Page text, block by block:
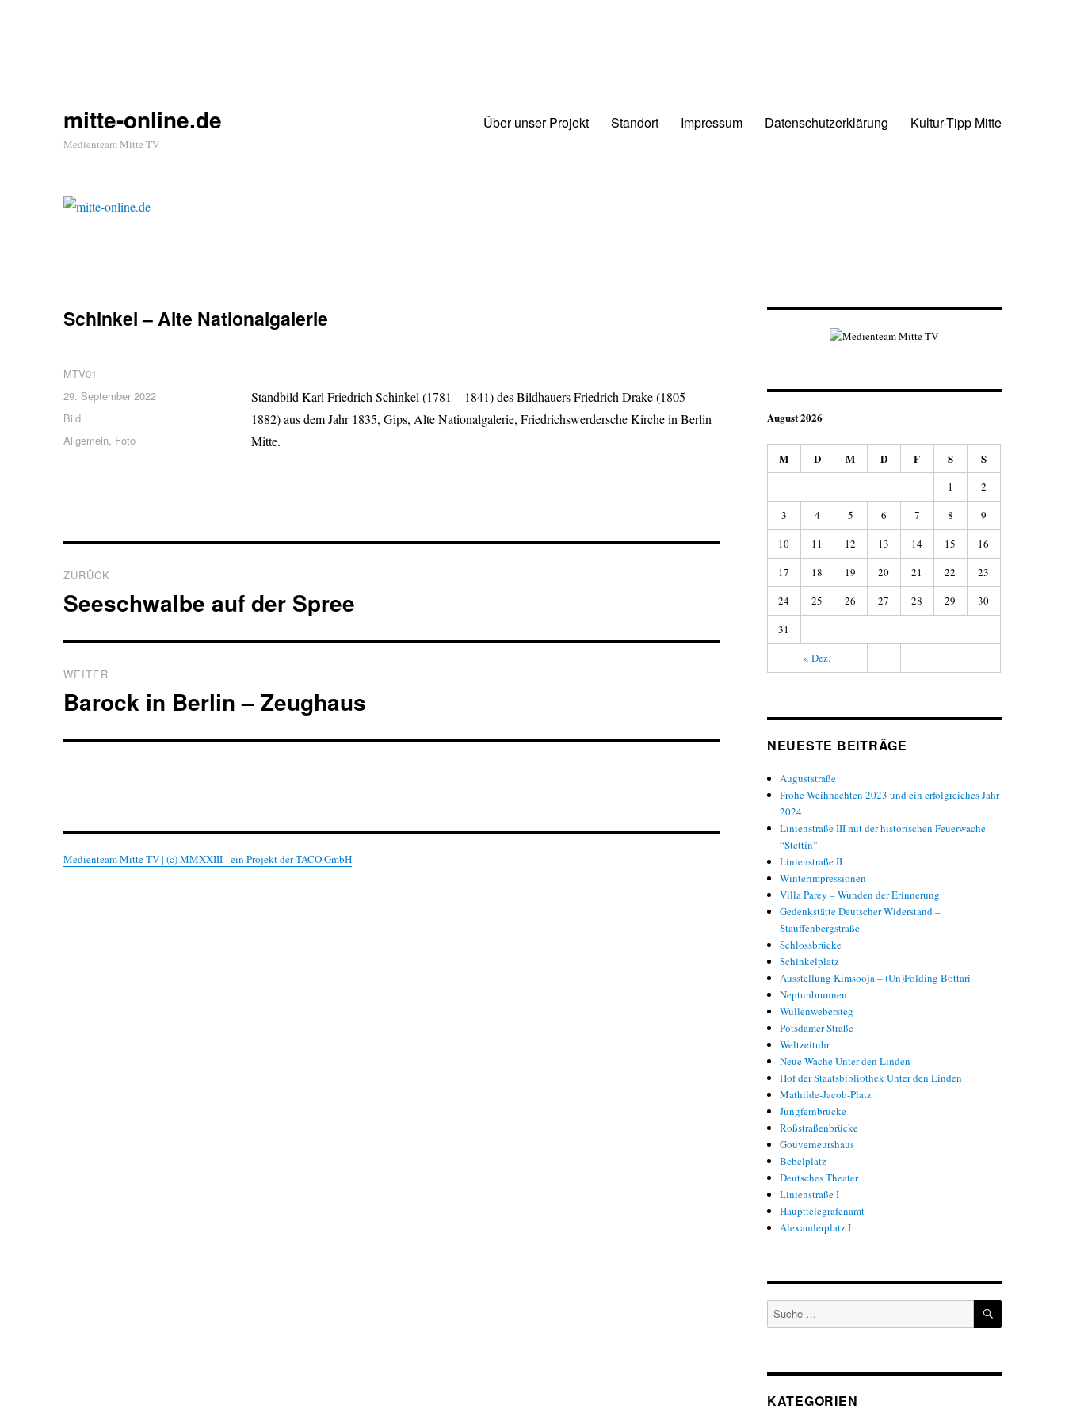
mitte-online.de
Medienteam Mitte TV
Über unser Projekt Standort Impressum Datenschutzerklärung Kultur-Tipp Mitte
Schinkel – Alte Nationalgalerie
Standbild Karl Friedrich Schinkel (1781 – 1841) des Bildhauers Friedrich Drake (1805 –
1882) aus dem Jahr 1835, Gips, Alte Nationalgalerie, Friedrichswerdersche Kirche in Berlin
Mitte.
Autor
MTV01
Veröffentlicht
am
29. September 2022
Format
Bild
Kategorien
Allgemein, Foto
ZURÜCK
Vorheriger
Seeschwalbe auf der Spree
WEITER
Nächster
Barock in Berlin – Zeughaus
Medienteam Mitte TV | (c) MMXXIII - ein Projekt der TACO GmbH
August 2026
M D M D F S S
« Dez.
1
2
3
4 5 6 7 8
9
10
11 12 13 14 15
16
17
18 19 20 21 22
23
24
25 26 27 28 29
30
31
NEUESTE BEITRÄGE
Auguststraße
Frohe Weihnachten 2023 und ein erfolgreiches Jahr
2024
Linienstraße III mit der historischen Feuerwache
“Stettin”
Linienstraße II
Winterimpressionen
Villa Parey – Wunden der Erinnerung
Gedenkstätte Deutscher Widerstand –
Stauffenbergstraße
Schlossbrücke
Schinkelplatz
Ausstellung Kimsooja – (Un)Folding Bottari
Neptunbrunnen
Wullenwebersteg
Potsdamer Straße
Weltzeituhr
Neue Wache Unter den Linden
Hof der Staatsbibliothek Unter den Linden
Mathilde-Jacob-Platz
Jungfernbrücke
Roßstraßenbrücke
Gouverneurshaus
Bebelplatz
Deutsches Theater
Linienstraße I
Haupttelegrafenamt
Alexanderplatz I
Suche
nach:
SUCHE
KATEGORIEN